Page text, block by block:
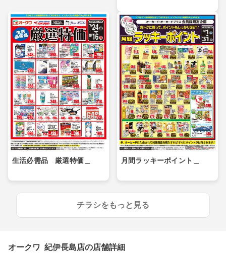
生活必需品 厳選特価＿ 月間ラッキーポイント＿
チラシをもっと見る
オークワ 紀伊長島店の店舗詳細